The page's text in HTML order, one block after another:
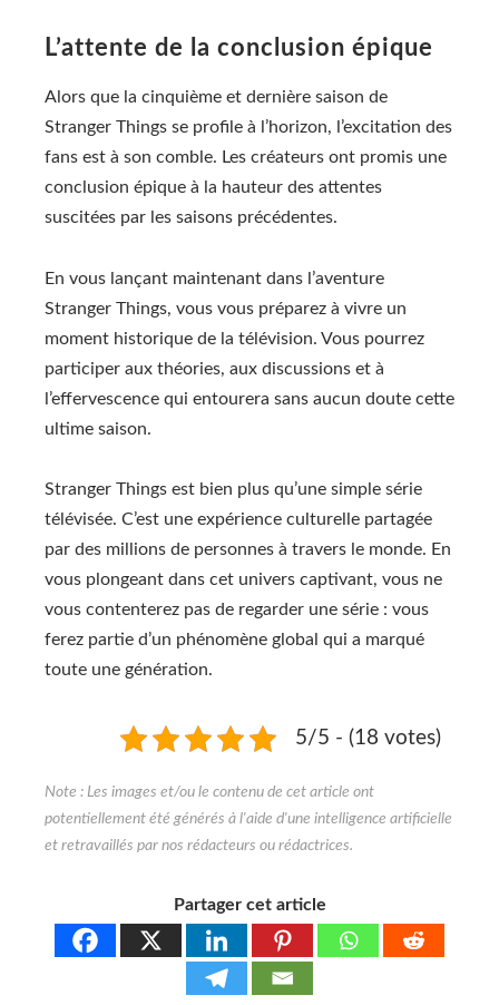
L’attente de la conclusion épique
Alors que la cinquième et dernière saison de
Stranger Things se profile à l’horizon, l’excitation des
fans est à son comble. Les créateurs ont promis une
conclusion épique à la hauteur des attentes
suscitées par les saisons précédentes.
En vous lançant maintenant dans l’aventure
Stranger Things, vous vous préparez à vivre un
moment historique de la télévision. Vous pourrez
participer aux théories, aux discussions et à
l’effervescence qui entourera sans aucun doute cette
ultime saison.
Stranger Things est bien plus qu’une simple série
télévisée. C’est une expérience culturelle partagée
par des millions de personnes à travers le monde. En
vous plongeant dans cet univers captivant, vous ne
vous contenterez pas de regarder une série : vous
ferez partie d’un phénomène global qui a marqué
toute une génération.
5/5 - (18 votes)
Partager cet article